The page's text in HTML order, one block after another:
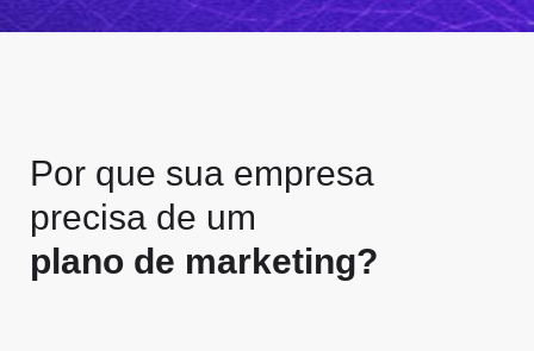
Por que sua empresa
precisa de um
plano de marketing?